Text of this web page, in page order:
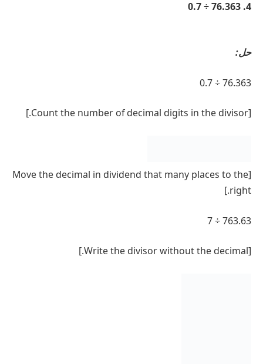
4. 76.363 ÷ 0.7
حل:
76.363 ÷ 0.7
[Count the number of decimal digits in the divisor.]
[Move the decimal in dividend that many places to the
right.]
763.63 ÷ 7
[Write the divisor without the decimal.]